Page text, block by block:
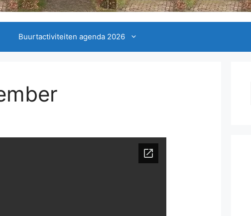
Buurtactiviteiten agenda 2026